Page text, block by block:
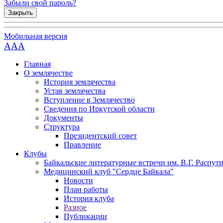
Забыли свой пароль?
Закрыть
Мобильная версия
AAA
Главная
О землячестве
История землячества
Устав землячества
Вступление в Землячество
Сведения по Иркутской области
Документы
Структура
Президентский совет
Правление
Клубы
Байкальские литературные встречи им. В.Г.
Медицинский клуб "Сердце Байкала"
Новости
План работы
История клуба
Разное
Публикации